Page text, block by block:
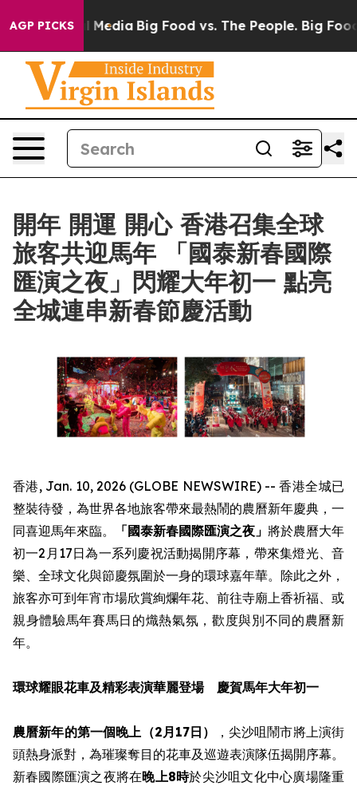
AGP PICKS
Social Media Big Food vs. The People. Big Food’s
開年 開運 開心 香港召集全球
旅客共迎馬年 「國泰新春國際
匯演之夜」閃耀大年初一 點亮
全城連串新春節慶活動
香港, Jan. 10, 2026 (GLOBE NEWSWIRE) -- 香港全城已
整裝待發，為世界各地旅客帶來最熱鬧的農曆新年慶典，一
同喜迎馬年來臨。
「國泰新春國際匯演之夜」 將於農曆大年
初一2月17日為一系列慶祝活動揭開序幕，帶來集燈光、音
樂、全球文化與節慶氛圍於一身的環球嘉年華。除此之外，
旅客亦可到年宵市場欣賞絢爛年花、前往寺廟上香祈福、或
親身體驗馬年賽馬日的熾熱氣氛，歡度與別不同的農曆新
年。
環球耀眼花車及精彩表演華麗登場 慶賀馬年大年初一
農曆新年的第一個晚上（2月17日）
，尖沙咀鬧市將上演街
頭熱身派對，為璀璨奪目的花車及巡遊表演隊伍揭開序幕。
新春國際匯演之夜將在晚上8時於尖沙咀文化中心廣場隆重